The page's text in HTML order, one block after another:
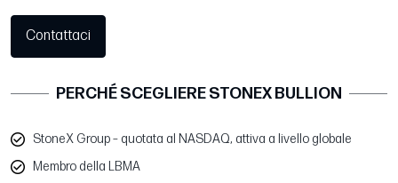
Contattaci
PERCHÉ SCEGLIERE STONEX BULLION
StoneX Group – quotata al NASDAQ, attiva a livello globale
Membro della LBMA